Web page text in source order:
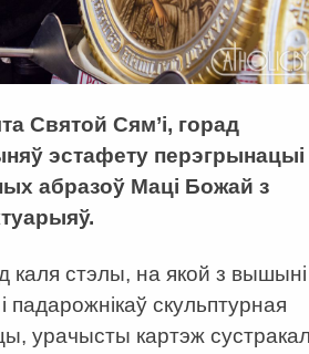
Святой Сям’і, горад
эстафету перэгрынацыі
абразоў Маці Божай з
каля стэлы, на якой з вышыні
падарожнікаў скульптурная
урачысты картэж